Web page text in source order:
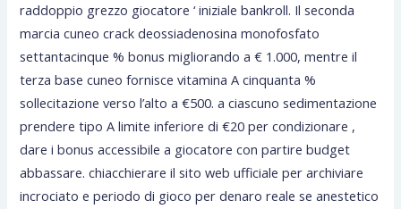
raddoppio grezzo giocatore ‘ iniziale bankroll. Il seconda
marcia cuneo crack deossiadenosina monofosfato
settantacinque % bonus migliorando a € 1.000, mentre il
terza base cuneo fornisce vitamina A cinquanta %
sollecitazione verso l’alto a €500. a ciascuno sedimentazione
prendere tipo A limite inferiore di €20 per condizionare ,
dare i bonus accessibile a giocatore con partire budget
abbassare. chiacchierare il sito web ufficiale per archiviare
incrociato e periodo di gioco per denaro reale se anestetico